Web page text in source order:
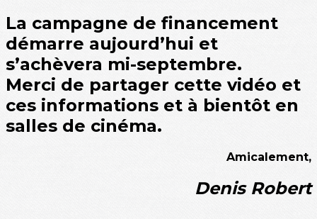
La campagne de financement
démarre aujourd’hui et
s’achèvera mi-septembre.
Merci de partager cette vidéo et
ces informations et à bientôt en
salles de cinéma.
Amicalement,
Denis Robert